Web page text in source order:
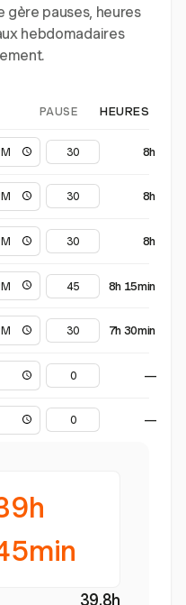
gère pauses, heures
hebdomadaires
PAUSE HEURES
8h
8h
8h
8h 15min
7h 30min
—
—
39.8h